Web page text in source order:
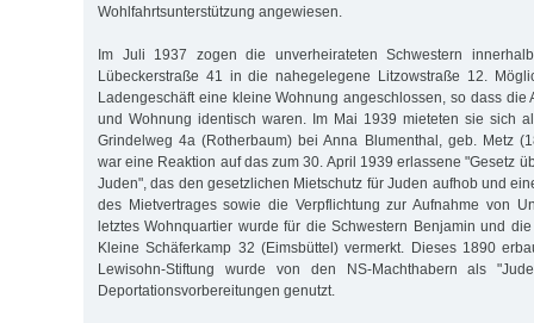
Wohlfahrtsunterstützung angewiesen.
Im Juli 1937 zogen die unverheirateten Schwestern
Lübeckerstraße 41 in die nahegelegene Litzowstraße 12.
Ladengeschäft eine kleine Wohnung angeschlossen, so dass die
und Wohnung identisch waren. Im Mai 1939 mieteten sie sich
Grindelweg 4a (Rotherbaum) bei Anna Blumenthal, geb. Metz
war eine Reaktion auf das zum 30. April 1939 erlassene "Gesetz
Juden", das den gesetzlichen Mietschutz für Juden aufhob und
des Mietvertrages sowie die Verpflichtung zur Aufnahme von
letztes Wohnquartier wurde für die Schwestern Benjamin und
Kleine Schäferkamp 32 (Eimsbüttel) vermerkt. Dieses 1890
Lewisohn-Stiftung wurde von den NS-Machthabern als
Deportationsvorbereitungen genutzt.